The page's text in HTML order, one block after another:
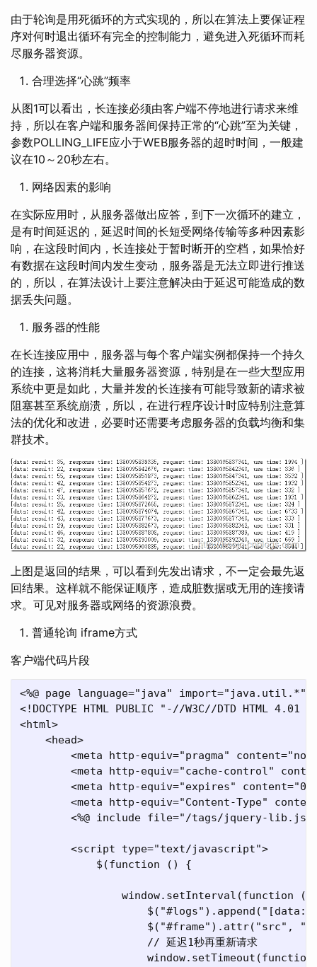
由于轮询是用死循环的方式实现的，所以在算法上要保证程
序对何时退出循环有完全的控制能力，避免进入死循环而耗
尽服务器资源。
合理选择“心跳”频率
从图1可以看出，长连接必须由客户端不停地进行请求来维
持，所以在客户端和服务器间保持正常的“心跳”至为关键，
参数POLLING_LIFE应小于WEB服务器的超时时间，一般建
议在10～20秒左右。
网络因素的影响
在实际应用时，从服务器做出应答，到下一次循环的建立，
是有时间延迟的，延迟时间的长短受网络传输等多种因素影
响，在这段时间内，长连接处于暂时断开的空档，如果恰好
有数据在这段时间内发生变动，服务器是无法立即进行推送
的，所以，在算法设计上要注意解决由于延迟可能造成的数
据丢失问题。
服务器的性能
在长连接应用中，服务器与每个客户端实例都保持一个持久
的连接，这将消耗大量服务器资源，特别是在一些大型应用
系统中更是如此，大量并发的长连接有可能导致新的请求被
阻塞甚至系统崩溃，所以，在进行程序设计时应特别注意算
法的优化和改进，必要时还需要考虑服务器的负载均衡和集
群技术。
上图是返回的结果，可以看到先发出请求，不一定会最先返
回结果。这样就不能保证顺序，造成脏数据或无用的连接请
求。可见对服务器或网络的资源浪费。
普通轮询 iframe方式
客户端代码片段
<%@ page language="java" import="java.util.*"
<!DOCTYPE HTML PUBLIC "-//W3C//DTD HTML
<html>
    <head>
<meta http-equiv="pragma" content="no-
<meta http-equiv="cache-control"
<meta http-equiv="expires"
<meta http-equiv="Content-Type"
<%@ include file="/tags/jquery-
        <script type="text/javascript">
            $(function () {
window.setInterval(function ()
$("#logs").append("[data:
$("#frame").attr("src",
                    // 延迟1秒再重新请求
window.setTimeout(function